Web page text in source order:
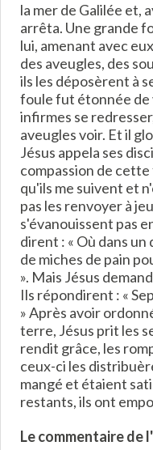
la mer de Galilée et,
arrêta. Une grande
lui, amenant avec
des aveugles, des
ils les déposèrent à
foule fut étonnée de
infirmes se
aveugles voir. Et il
Jésus appela ses
compassion de
qu'ils me suivent et
pas les renvoyer à
s'évanouissent pas
dirent : « Où dans
de miches de pain
». Mais Jésus
Ils répondirent : «
» Après avoir
terre, Jésus prit les
rendit grâce, les
ceux-ci les
mangé et étaient
restants, ils ont
Le commentaire de